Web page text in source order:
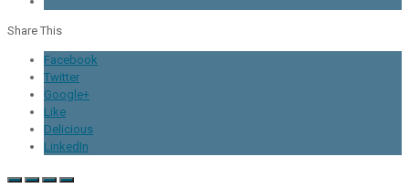
Share This
Facebook
Twitter
Google+
Like
Delicious
LinkedIn